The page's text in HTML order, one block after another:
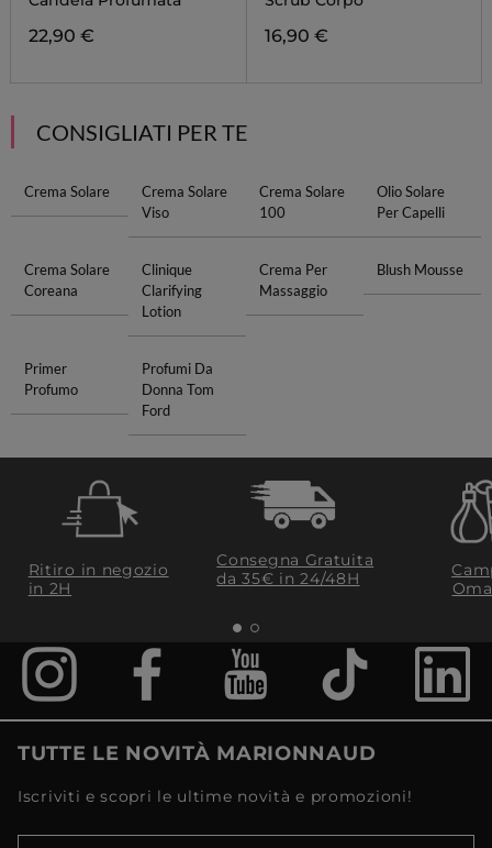
22,90 € 16,90 €
CONSIGLIATI PER TE
Crema Solare
Crema Solare
Viso
Crema Solare
100
Olio Solare
Per Capelli
Crema Solare
Coreana
Clinique
Clarifying
Lotion
Crema Per
Massaggio
Blush Mousse
Primer
Profumo
Profumi Da
Donna Tom
Ford
Ritiro in negozio
in 2H
Consegna Gratuita
da 35€​ in 24/48H
TUTTE LE NOVITÀ MARIONNAUD
Iscriviti e scopri le ultime novità e promozioni!